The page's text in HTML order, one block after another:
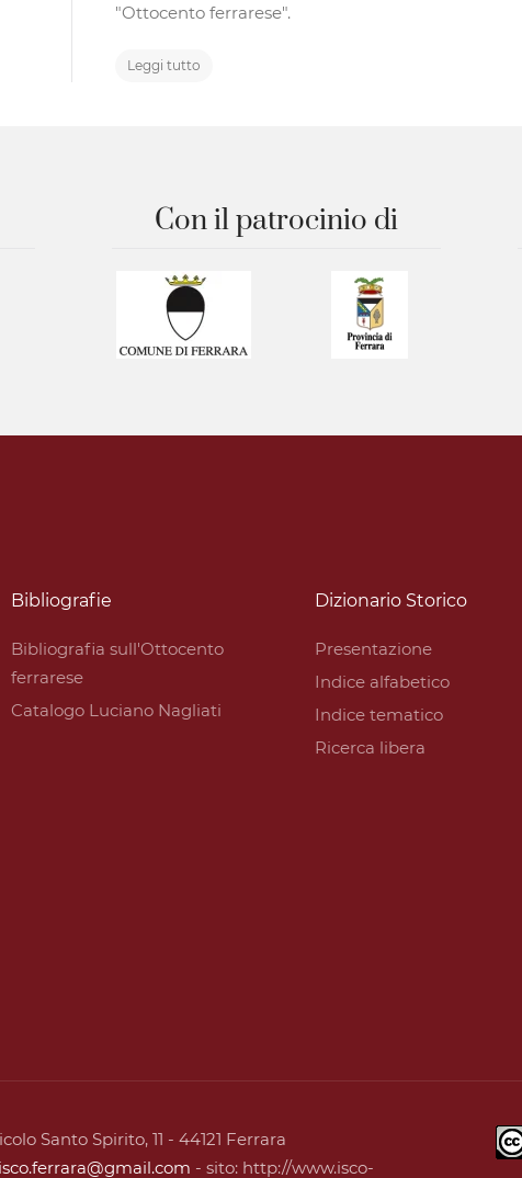
"Ottocento ferrarese".
Leggi tutto
Con il patrocinio di
Bibliografie
Bibliografia sull'Ottocento
ferrarese
Catalogo Luciano Nagliati
Dizionario Storico
Presentazione
Indice alfabetico
Indice tematico
Ricerca libera
Santo Spirito, 11 - 44121 Ferrara
isco.ferrara@gmail.com - sito: http://www.isco-